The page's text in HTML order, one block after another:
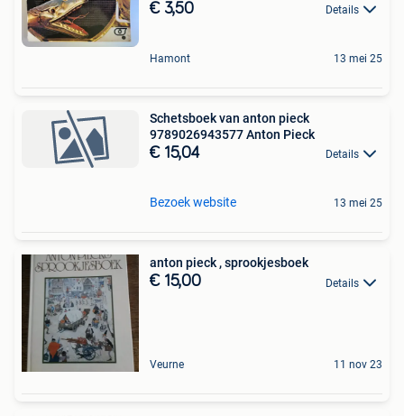
€ 3,50 Details
Hamont 13 mei 25
Schetsboek van anton pieck
9789026943577 Anton Pieck
€ 15,04 Details
Bezoek website 13 mei 25
anton pieck , sprookjesboek
€ 15,00 Details
Veurne 11 nov 23